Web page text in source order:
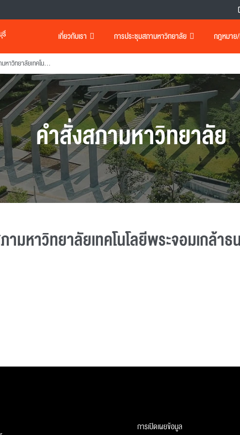
รี เกี่ยวกับเรา การประชุมสภามหาวิทยาลัย กฎหมาย/
แต่งตั้งกรรมการสภามหาวิทยาลัยเทคโนโลยีพระจอมเกล้าธนบุรี
คำสั่งสภามหาวิทยาลัย
มหาวิทยาลัยเทคโนโลยีพระจอมเกล้าธ
การเปิดเผยข้อมูล